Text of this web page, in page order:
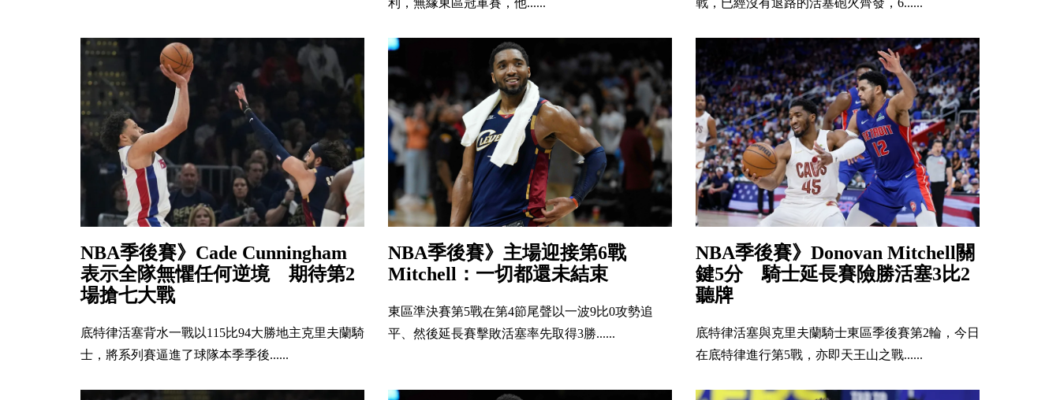
利，無緣東區冠軍賽，他......
戰，已經沒有退路的活塞砲火齊發，6......
NBA季後賽》Cade Cunningham
表示全隊無懼任何逆境 期待第2
場搶七大戰
底特律活塞背水一戰以115比94大勝地主克里夫蘭騎
士，將系列賽逼進了球隊本季季後......
NBA季後賽》主場迎接第6戰
Mitchell：一切都還未結束
東區準決賽第5戰在第4節尾聲以一波9比0攻勢追
平、然後延長賽擊敗活塞率先取得3勝......
NBA季後賽》Donovan Mitchell關
鍵5分 騎士延長賽險勝活塞3比2
聽牌
底特律活塞與克里夫蘭騎士東區季後賽第2輪，今日
在底特律進行第5戰，亦即天王山之戰......